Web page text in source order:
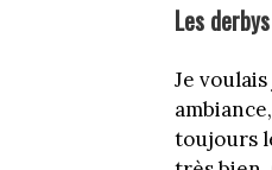
Les
Je
toujours